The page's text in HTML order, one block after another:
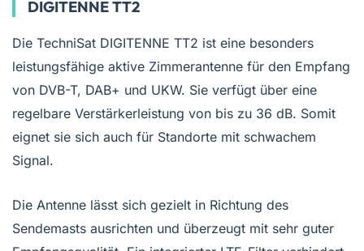
minimalistisch, passt es perfekt zu anderen
nicht den Gesamtstil Ihrer Wohnung. Mit dem DigiFlex
TT1 können Sie Ihre Lieblingssendungen zu Hause, im
Wohnmobil oder an einer Raststätte ansehen. Inhalt
Digiflex TT1 Antenne, Basisstation mit Antennenkabel,
Netzteil, Benutzerhandbuch Hersteller mit 30 Jahren
Erfahrung in der Produktion von
Unterhaltungselektronik Seit vielen Jahren werden die
Testergebnisse, die sie erzielen. Um höchste
Qualitätsstandards zu gewährleisten, achten wir nicht
DIGITENNE TT2
Die TechniSat DIGITENNE TT2 ist eine besonders
leistungsfähige aktive Zimmerantenne für den Empfang
von DVB-T, DAB+ und UKW. Sie verfügt über eine
regelbare Verstärkerleistung von bis zu 36 dB. Somit
eignet sie sich auch für Standorte mit schwachem
Signal.
Die Antenne lässt sich gezielt in Richtung des
Sendemasts ausrichten und überzeugt mit sehr guter